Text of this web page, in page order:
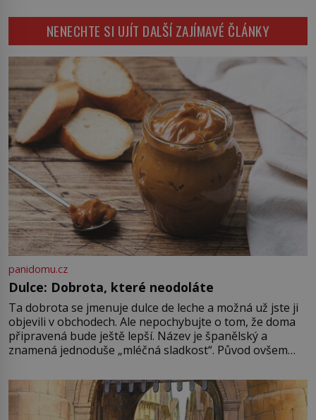
[…]
však přichází smrt. Poslední
mužský potomek rodu
Přemyslovců padá rukou vraha a
české dějiny se během jediného
dne obracejí naruby. Ani po více
než sedmi stech letech není jisté,
kdo tehdy vraždil, a právě to činí
[…]
NENECHTE SI UJÍT DALŠÍ ZAJÍMAVÉ ČLÁNKY
panidomu.cz
Dulce: Dobrota, které neodoláte
Ta dobrota se jmenuje dulce de leche a možná už jste ji
objevili v obchodech. Ale nepochybujte o tom, že doma
připravená bude ještě lepší. Název je španělský a
znamená jednoduše „mléčná sladkost“. Původ ovšem
pře hned několik latinskoamerických zemí a k tomu
Francie, kde se traduje,